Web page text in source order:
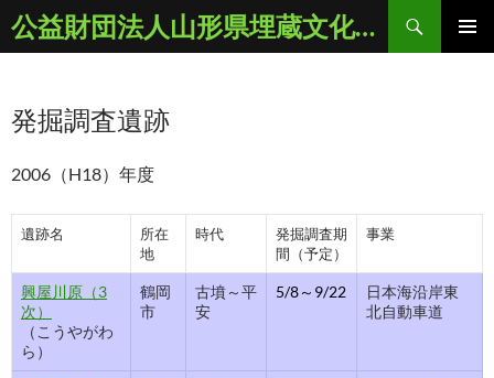
ン
ツ
ス
公益財団法人山形県埋蔵文化財センター
検
索
発掘調査遺跡
2006（H18）年度
遺跡名
所在
地
時代
発掘調査期
間（予定）
事業
興屋川原（3
次）
（こうやがわ
ら）
鶴岡
市
古墳～平
安
5/8～9/22
日本海沿岸東
北自動車道